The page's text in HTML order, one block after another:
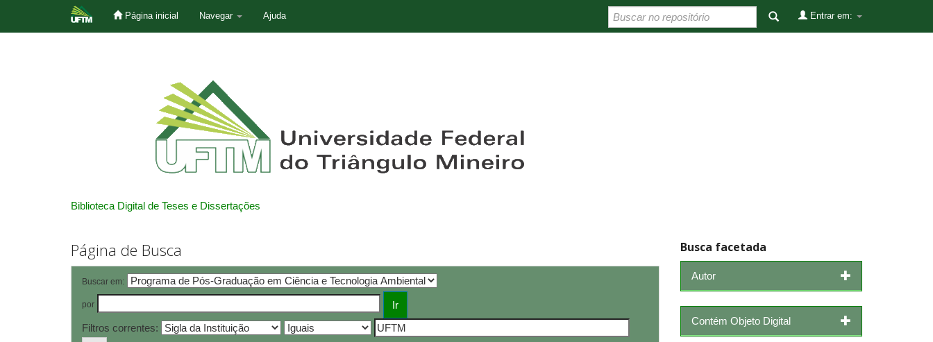
Página inicial Navegar Ajuda Entrar em:
Biblioteca Digital de Teses e Dissertações
Página de Busca
Buscar em:
por
Filtros correntes:
Busca facetada
Autor
Contém Objeto Digital